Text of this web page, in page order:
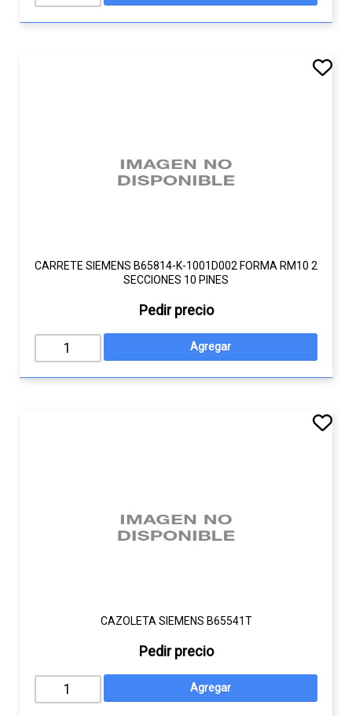
CARRETE SIEMENS B65814-K-1001D002 FORMA RM10 2
SECCIONES 10 PINES
Pedir precio
CAZOLETA SIEMENS B65541T
Pedir precio